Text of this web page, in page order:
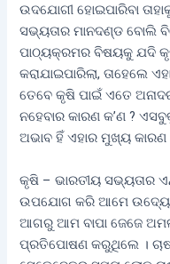
ଉଦଯୋଗୀ ହୋଇପାରିବା
ସଭ୍ୟତାର ମାନଦଣ୍ଡ ବୋଲି
ପାଠ୍ୟକ୍ରମର ବିଷୟକୁ ଯଦି
କରାଯାଇପାରିଲା, ତାହେଲେ
ତେବେ କୃଷି ପାଇଁ ଏତେ
ନହେବାର କାରଣ କ’ଣ ?
ଅଭାବ ହିଁ ଏହାର ମୁଖ୍ୟ କାରଣ
କୃଷି – ଭାରତୀୟ ସଭ୍ୟତାର
ଉପଯୋଗ କରି ଆମେ
ଆଗରୁ ଆମ ବାପା ଜେଜେ
ପ୍ରତିପୋଷଣ କରୁଥିଲେ ।